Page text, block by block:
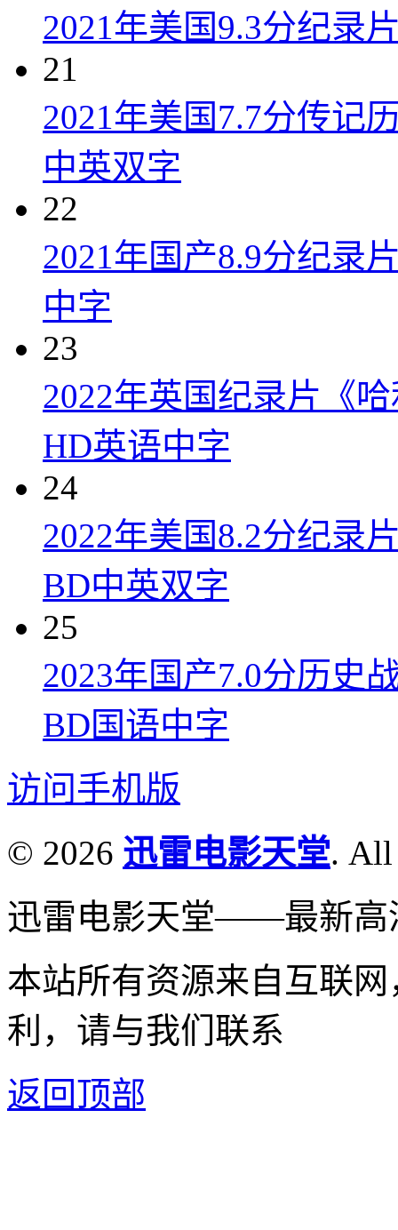
2021年美国9.3分纪录
21
2021年美国7.7分传记
中英双字
22
2021年国产8.9分纪录
中字
23
2022年英国纪录片《
HD英语中字
24
2022年美国8.2分纪录
BD中英双字
25
2023年国产7.0分历史
BD国语中字
访问手机版
© 2026 迅雷电影天堂. All
迅雷电影天堂——最新高
本站所有资源来自互联
利，请与我们联系
返回顶部